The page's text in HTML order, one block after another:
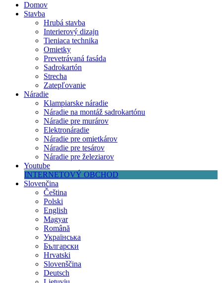
Domov
Stavba
Hrubá stavba
Interierový dizajn
Tieniaca technika
Omietky
Prevetrávaná fasáda
Sadrokartón
Strecha
Zatepľovanie
Náradie
Klampiarske náradie
Náradie na montáž sadrokartónu
Náradie pre murárov
Elektronáradie
Náradie pre omietkárov
Náradie pre tesárov
Náradie pre železiarov
Youtube
INTERNETOVÝ OBCHOD
Slovenčina
Čeština
Polski
English
Magyar
Română
Українська
Български
Hrvatski
Slovenščina
Deutsch